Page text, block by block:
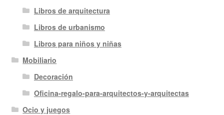
Libros de arquitectura
Libros de urbanismo
Libros para niños y niñas
Mobiliario
Decoración
Oficina-regalo-para-arquitectos-y-arquitectas
Ocio y juegos